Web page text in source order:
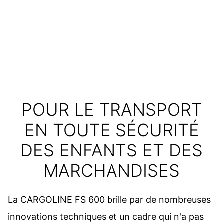
POUR LE TRANSPORT
EN TOUTE SÉCURITÉ
DES ENFANTS ET DES
MARCHANDISES
La CARGOLINE FS 600 brille par de nombreuses
innovations techniques et un cadre qui n'a pas